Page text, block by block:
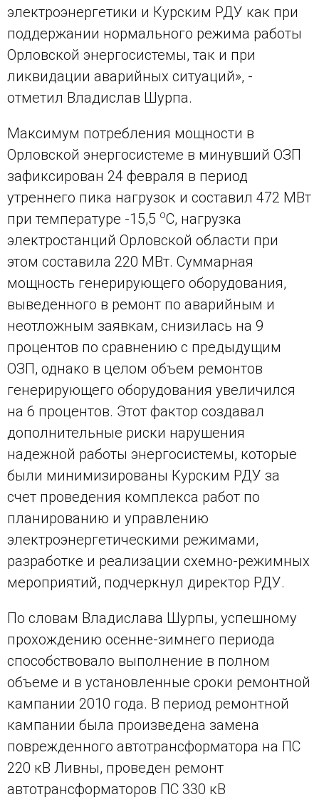
электроэнергетики и Курским РДУ как при
поддержании нормального режима работы
Орловской энергосистемы, так и при
ликвидации аварийных ситуаций», -
отметил Владислав Шурпа.
Максимум потребления мощности в
Орловской энергосистеме в минувший ОЗП
зафиксирован 24 февраля в период
утреннего пика нагрузок и составил 472 МВт
при температуре -15,5 оС, нагрузка
электростанций Орловской области при
этом составила 220 МВт. Суммарная
мощность генерирующего оборудования,
выведенного в ремонт по аварийным и
неотложным заявкам, снизилась на 9
процентов по сравнению с предыдущим
ОЗП, однако в целом объем ремонтов
генерирующего оборудования увеличился
на 6 процентов. Этот фактор создавал
дополнительные риски нарушения
надежной работы энергосистемы, которые
были минимизированы Курским РДУ за
счет проведения комплекса работ по
планированию и управлению
электроэнергетическими режимами,
разработке и реализации схемно-режимных
мероприятий, подчеркнул директор РДУ.
По словам Владислава Шурпы, успешному
прохождению осенне-зимнего периода
способствовало выполнение в полном
объеме и в установленные сроки ремонтной
кампании 2010 года. В период ремонтной
кампании была произведена замена
поврежденного автотрансформатора на ПС
220 кВ Ливны, проведен ремонт
автотрансформаторов ПС 330 кВ